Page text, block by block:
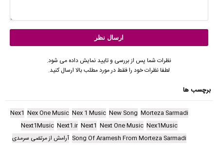
نظرات شما پس از بررسی و تایید نمایش داده می شود.
لطفا نظرات خود را فقط در مورد مطلب بالا ارسال کنید.
برچسب ها
Morteza Sarmadi
New Song
Nex 1 Music
Nex One Music
Nex1
Nex1Music
Next One Music
Next1
Next1.ir
Next1Music
Song Of Aramesh From Morteza Sarmadi آرامش از مرتضی سرمدی